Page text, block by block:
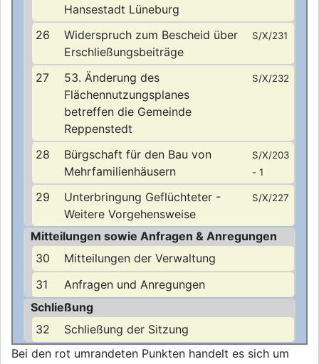
Hansestadt Lüneburg
26
Widerspruch zum Bescheid über
Erschließungsbeiträge
S/X/231
27
53. Änderung des
Flächennutzungsplanes
betreffen die Gemeinde
Reppenstedt
S/X/232
28
Bürgschaft für den Bau von
Mehrfamilienhäusern
S/X/203
- 1
29
Unterbringung Geflüchteter -
Weitere Vorgehensweise
S/X/227
Mitteilungen sowie Anfragen & Anregungen
30
Mitteilungen der Verwaltung
31
Anfragen und Anregungen
Schließung
32
Schließung der Sitzung
Bei den rot umrandeten Punkten handelt es sich um